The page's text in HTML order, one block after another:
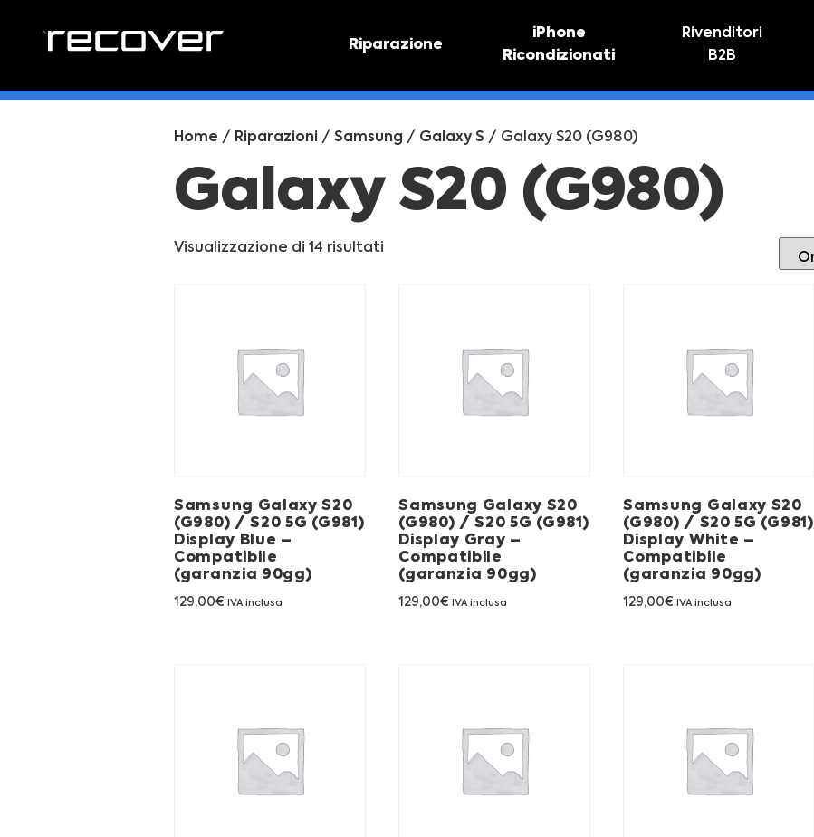
Riparazione
iPhone
Ricondizionati
Rivenditori
B2B
PREVENTIVO
Preventivo online
RIPARAZIONE IPHONE
Riparazione schermo
Sostituzione batteria
Home / Riparazioni / Samsung / Galaxy S / Galaxy S20 (G980)
Galaxy S20 (G980)
Visualizzazione di 14 risultati
Samsung Galaxy S20
(G980) / S20 5G (G981)
Display Blue –
Compatibile
(garanzia 90gg)
129,00€ IVA inclusa
Samsung Galaxy S20
(G980) / S20 5G (G981)
Display Gray –
Compatibile
(garanzia 90gg)
129,00€ IVA inclusa
Samsung Galaxy S20
(G980) / S20 5G (G981)
Display White –
Compatibile
(garanzia 90gg)
129,00€ IVA inclusa